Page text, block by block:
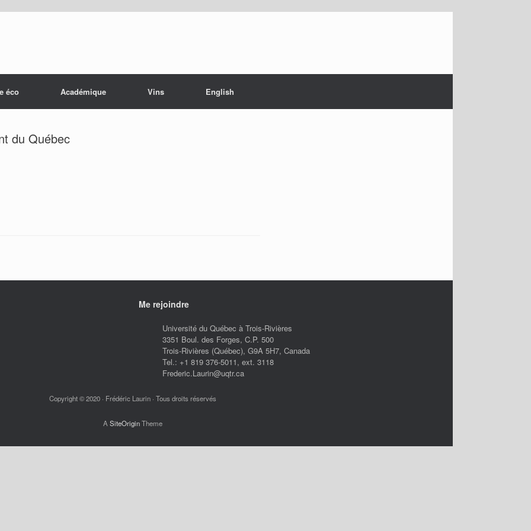
éco Académique Vins English
du Québec
Me rejoindre
Université du Québec à Trois-Rivières
3351 Boul. des Forges, C.P. 500
Trois-Rivières (Québec), G9A 5H7, Canada
Tel.: +1 819 376-5011, ext. 3118
Frederic.Laurin@uqtr.ca
Copyright © 2020 · Frédéric Laurin · Tous droits réservés
A SiteOriginTheme